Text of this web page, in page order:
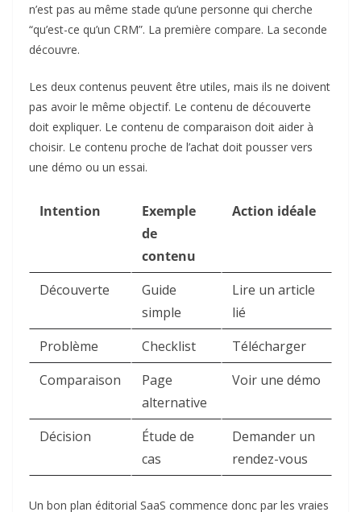
n’est pas au même stade qu’une personne qui cherche
“qu’est-ce qu’un CRM”. La première compare. La seconde
découvre.
Les deux contenus peuvent être utiles, mais ils ne doivent
pas avoir le même objectif. Le contenu de découverte
doit expliquer. Le contenu de comparaison doit aider à
choisir. Le contenu proche de l’achat doit pousser vers
une démo ou un essai.
Intention
Exemple
de
contenu
Action idéale
Découverte
Guide
simple
Lire un article
lié
Problème
Checklist
Télécharger
Comparaison
Page
alternative
Voir une démo
Décision
Étude de
cas
Demander un
rendez-vous
Un bon plan éditorial SaaS commence donc par les vraies